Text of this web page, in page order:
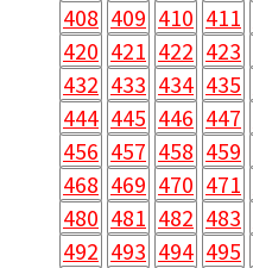
408 409 410 411
420 421 422 423
432 433 434 435
444 445 446 447
456 457 458 459
468 469 470 471
480 481 482 483
492 493 494 495